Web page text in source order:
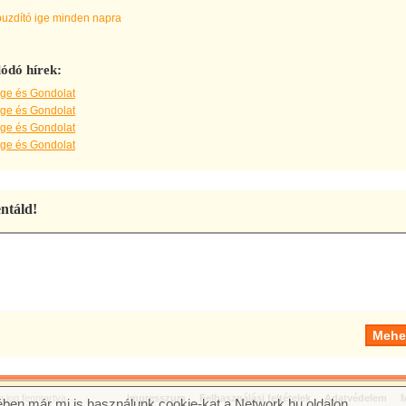
ige minden napra
hírek:
és Gondolat
és Gondolat
és Gondolat
és Gondolat
jog fenntartva. Impresszum Felhasználási feltételek Adatvédelem